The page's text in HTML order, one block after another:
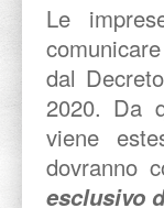
Le
dal
2020. Da
viene
dovranno
esclusivo